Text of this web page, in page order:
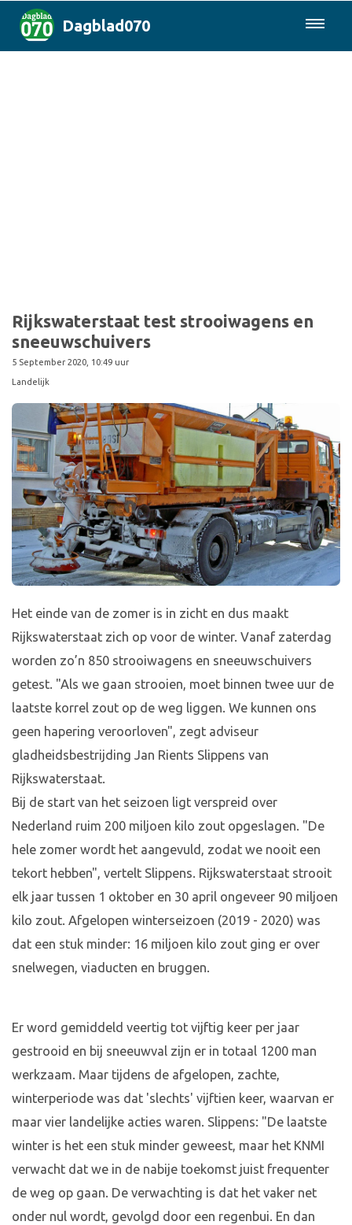
Dagblad070
Rijkswaterstaat test strooiwagens en
sneeuwschuivers
5 September 2020, 10:49 uur
Landelijk
Het einde van de zomer is in zicht en dus maakt
Rijkswaterstaat zich op voor de winter. Vanaf zaterdag
worden zo’n 850 strooiwagens en sneeuwschuivers
getest. "Als we gaan strooien, moet binnen twee uur de
laatste korrel zout op de weg liggen. We kunnen ons
geen hapering veroorloven", zegt adviseur
gladheidsbestrijding Jan Rients Slippens van
Rijkswaterstaat.
Bij de start van het seizoen ligt verspreid over
Nederland ruim 200 miljoen kilo zout opgeslagen. "De
hele zomer wordt het aangevuld, zodat we nooit een
tekort hebben", vertelt Slippens. Rijkswaterstaat strooit
elk jaar tussen 1 oktober en 30 april ongeveer 90 miljoen
kilo zout. Afgelopen winterseizoen (2019 - 2020) was
dat een stuk minder: 16 miljoen kilo zout ging er over
snelwegen, viaducten en bruggen.
Er word gemiddeld veertig tot vijftig keer per jaar
gestrooid en bij sneeuwval zijn er in totaal 1200 man
werkzaam. Maar tijdens de afgelopen, zachte,
winterperiode was dat 'slechts' vijftien keer, waarvan er
maar vier landelijke acties waren. Slippens: "De laatste
winter is het een stuk minder geweest, maar het KNMI
verwacht dat we in de nabije toekomst juist frequenter
de weg op gaan. De verwachting is dat het vaker net
onder nul wordt, gevolgd door een regenbui. En dan